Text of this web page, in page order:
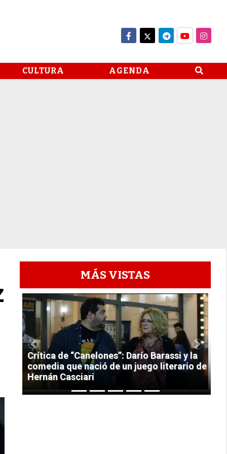
CULTURA AGENDA
MÁS VISTAS
1
Crítica de “Canelones”: Darío Barassi y la
comedia que nació de un juego literario de
Hernán Casciari
Previous Next